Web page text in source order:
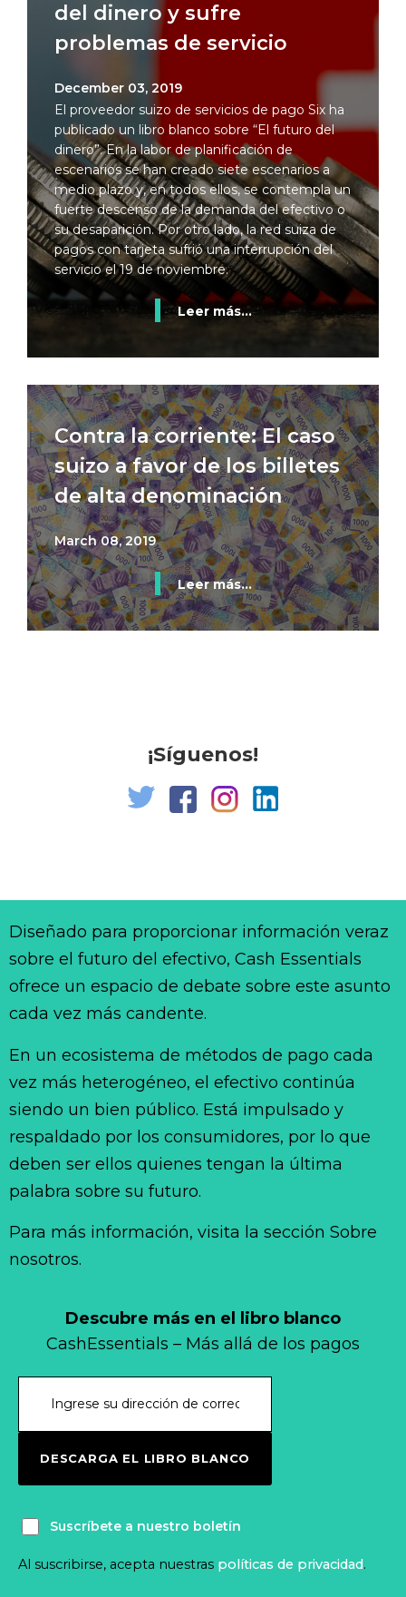
del dinero y sufre
problemas de servicio
December 03, 2019
El proveedor suizo de servicios de pago Six ha
publicado un libro blanco sobre “El futuro del
dinero”. En la labor de planificación de
escenarios se han creado siete escenarios a
medio plazo y, en todos ellos, se contempla un
fuerte descenso de la demanda del efectivo o
su desaparición. Por otro lado, la red suiza de
pagos con tarjeta sufrió una interrupción del
servicio el 19 de noviembre.
Leer más...
Contra la corriente: El caso
suizo a favor de los billetes
de alta denominación
March 08, 2019
Leer más...
¡Síguenos!
Descubre más en el libro blanco
CashEssentials – Más allá de los pagos
DESCARGA EL LIBRO BLANCO
Suscríbete a nuestro boletín
Al suscribirse, acepta nuestras políticas de privacidad.
Diseñado para proporcionar información veraz
sobre el futuro del efectivo, Cash Essentials
ofrece un espacio de debate sobre este asunto
cada vez más candente.
En un ecosistema de métodos de pago cada
vez más heterogéneo, el efectivo continúa
siendo un bien público. Está impulsado y
respaldado por los consumidores, por lo que
deben ser ellos quienes tengan la última
palabra sobre su futuro.
Para más información, visita la sección Sobre
nosotros.